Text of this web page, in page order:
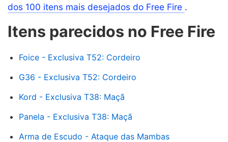
dos 100 itens mais desejados do Free Fire .
Itens parecidos no Free Fire
Foice - Exclusiva T52: Cordeiro
G36 - Exclusiva T52: Cordeiro
Kord - Exclusiva T38: Maçã
Panela - Exclusiva T38: Maçã
Arma de Escudo - Ataque das Mambas